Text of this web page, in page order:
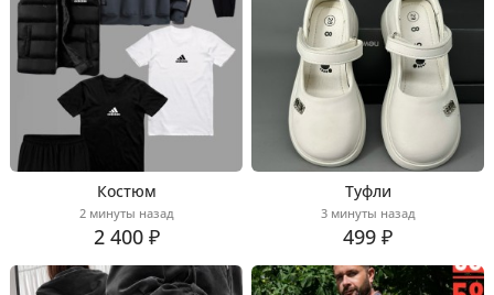
Костюм
2 минуты назад
2 400 ₽
Туфли
3 минуты назад
499 ₽